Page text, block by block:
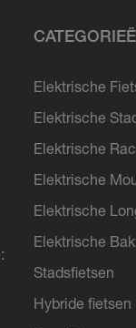
Elektrische
Elektrische
Elektrische
Elektrische
Elektrische
Elektrische
Stadsfietsen
Hybride fietsen